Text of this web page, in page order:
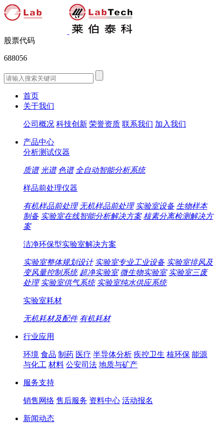
股票代码
688056
首页
关于我们
公司概况 科技创新 荣誉资质 联系我们 加入我们
产品中心
分析测试仪器
质谱 光谱 色谱 全自动智能分析系统
样品前处理仪器
有机样品前处理 无机样品前处理 实验室设备 生物样本
制备 实验室在线智能分析解决方案 核素分离检测解决方
案
洁净环保型实验室解决方案
实验室整体规划设计 实验室专业工业设备 实验室排风及
变风量控制系统 超净实验室 微生物实验室 实验室三废
处理 实验室供气系统 实验室纯水供应系统
实验室耗材
无机耗材及配件 有机耗材
行业应用
环境 食品 制药 医疗 半导体分析 疾控卫生 核环保 能源
与化工 材料 公安司法 地质与矿产
服务支持
销售网络 售后服务 资料中心 活动报名
新闻动态